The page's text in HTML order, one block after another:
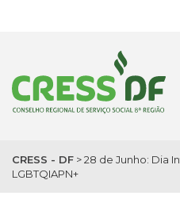
CRESS - DF >28 de Junho: Dia
LGBTQIAPN+